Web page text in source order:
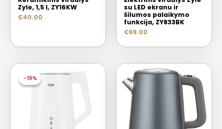
Zyle, 1,5 l, ZY16KW
€40.00
su LED ekranu ir
šilumos palaikymo
funkcija, ZY833BK
€69.00
-19%
-19%